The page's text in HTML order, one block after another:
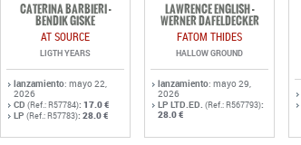
CATERINA BARBIERI -
BENDIK GISKE
AT SOURCE
LIGTH YEARS
lanzamiento: mayo 22,
2026
CD (Ref.: R57784): 17.0 €
LP (Ref.: R57783): 28.0 €
LAWRENCE ENGLISH -
WERNER DAFELDECKER
FATOM THIDES
HALLOW GROUND
lanzamiento: mayo 29,
2026
LP LTD.ED. (Ref.: R567793):
28.0 €